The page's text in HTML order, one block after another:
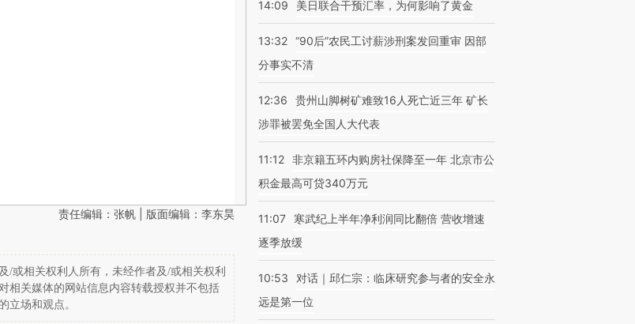
责任编辑：张帆 | 版面编辑：李东昊
/或相关权利人所有，未经作者及/或相关权利
相关媒体的网站信息内容转载授权并不包括
立场和观点。
14:09 美日联合干预汇率，为何影响了黄金
13:32 “90后”农民工讨薪涉刑案发回重审 因部
分事实不清
12:36
贵州山脚树矿难致16人死亡近三年 矿长
涉罪被罢免全国人大代表
11:12 非京籍五环内购房社保降至一年 北京市公
积金最高可贷340万元
11:07
寒武纪上半年净利润同比翻倍 营收增速
逐季放缓
10:53
对话｜邱仁宗：临床研究参与者的安全永
远是第一位